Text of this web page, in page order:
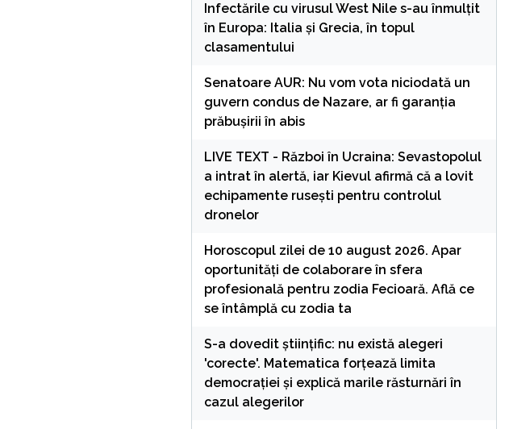
Infectările cu virusul West Nile s-au înmulțit
în Europa: Italia și Grecia, în topul
clasamentului
Senatoare AUR: Nu vom vota niciodată un
guvern condus de Nazare, ar fi garanția
prăbușirii în abis
LIVE TEXT - Război în Ucraina: Sevastopolul
a intrat în alertă, iar Kievul afirmă că a lovit
echipamente rusești pentru controlul
dronelor
Horoscopul zilei de 10 august 2026. Apar
oportunități de colaborare în sfera
profesională pentru zodia Fecioară. Află ce
se întâmplă cu zodia ta
S-a dovedit științific: nu există alegeri
'corecte'. Matematica forțează limita
democrației și explică marile răsturnări în
cazul alegerilor